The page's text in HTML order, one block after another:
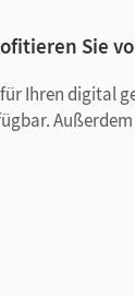
Sie
Ihren digital